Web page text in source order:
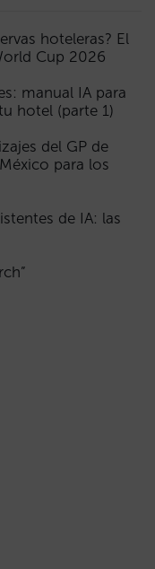
hoteleras? El
Cup 2026
manual IA para
hotel (parte 1)
del GP de
para los
de IA: las